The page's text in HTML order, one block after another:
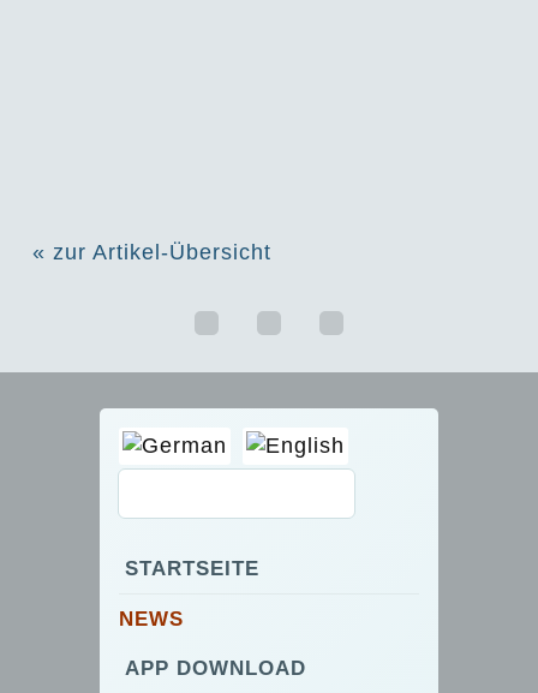
« zur Artikel-Übersicht
STARTSEITE
NEWS
APP DOWNLOAD